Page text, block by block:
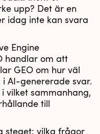
upp? Det är en
idag inte kan svara
Engine
handlar om att
GEO om hur väl
AI-genererade svar.
vilket sammanhang,
till
steget: vilka frågor